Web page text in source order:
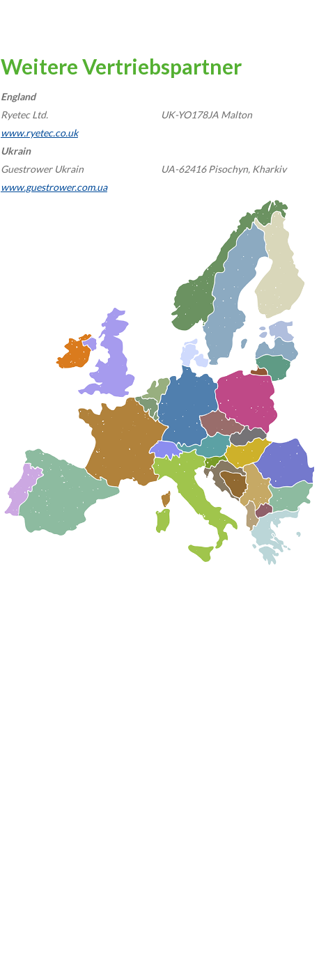
Weitere Vertriebspartner
England
Ryetec Ltd.
UK-YO178JA Malton
www.ryetec.co.uk
Ukrain
Guestrower Ukrain
UA-62416 Pisochyn, Kharkiv
www.guestrower.com.ua